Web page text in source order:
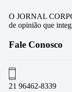
O JORNAL
de opinião que
Fale Conosco
21 96462-8339